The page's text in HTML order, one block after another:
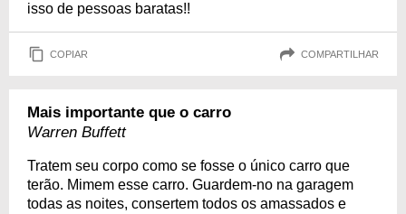
isso de pessoas baratas!!
COPIAR COMPARTILHAR
Mais importante que o carro
Warren Buffett
Tratem seu corpo como se fosse o único carro que
terão. Mimem esse carro. Guardem-no na garagem
todas as noites, consertem todos os amassados e